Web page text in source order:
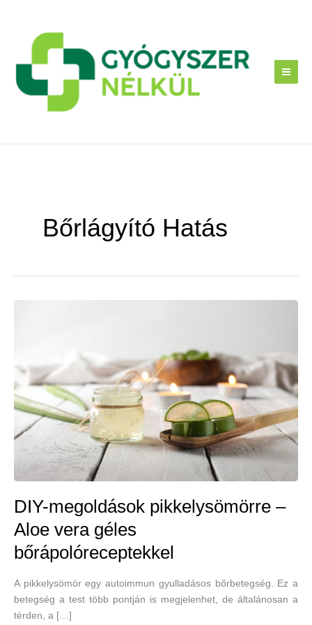
Bőrlágyító Hatás
DIY-megoldások pikkelysömörre –
Aloe vera géles
bőrápolóreceptekkel
A pikkelysömör egy autoimmun gyulladásos bőrbetegség. Ez a
betegség a test több pontján is megjelenhet, de általánosan a
térden, a […]